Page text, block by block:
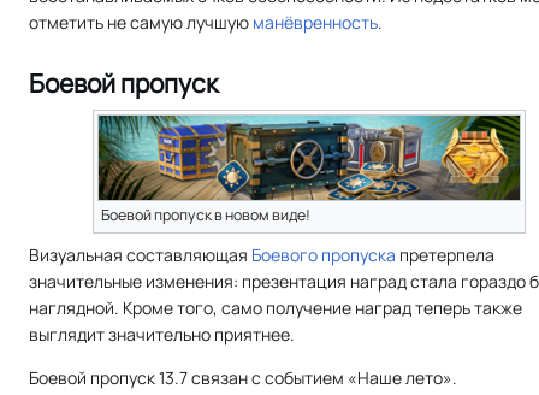
отметить не самую лучшую манёвренность.
Боевой пропуск
Боевой пропуск в новом виде!
Визуальная составляющая Боевого пропуска претерпела
значительные изменения: презентация наград стала гораздо
наглядной. Кроме того, само получение наград теперь также
выглядит значительно приятнее.
Боевой пропуск 13.7 связан с событием «Наше лето».